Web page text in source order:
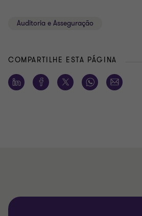
Auditoria e Asseguração
COMPARTILHE ESTA PÁGINA